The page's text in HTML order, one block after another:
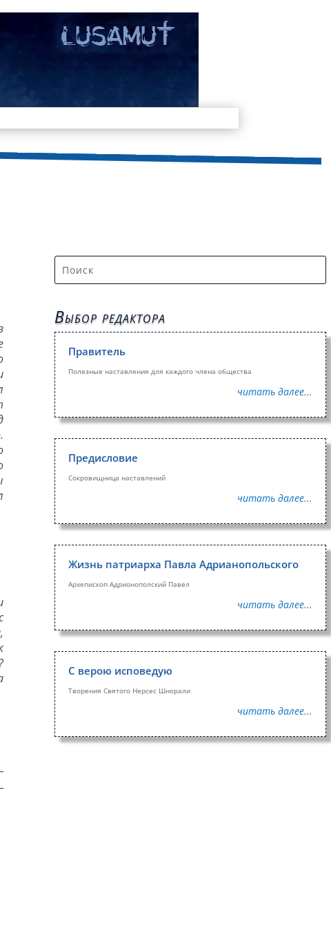
Выбор редактора
Правитель
Полезные наставления для каждого члена общества
читать далее...
Предисловие
Сокровищница наставлений
читать далее...
Жизнь патриарха Павла Адрианопольского
Архепископ Адрионополский Павел
читать далее...
С верою исповедую
Творения Святого Нерсес Шнорали
читать далее...